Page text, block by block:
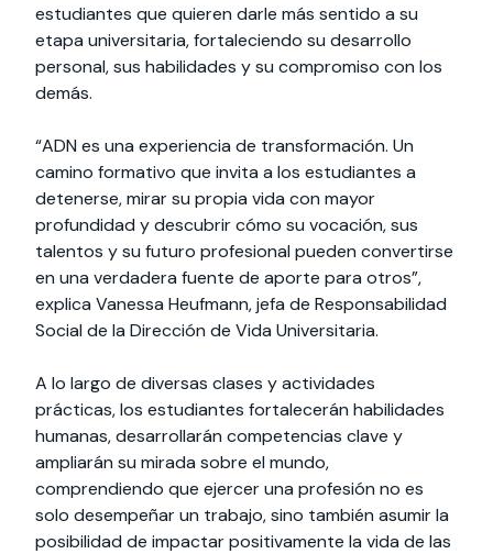
estudiantes que quieren darle más sentido a su
etapa universitaria, fortaleciendo su desarrollo
personal, sus habilidades y su compromiso con los
demás.
“ADN es una experiencia de transformación. Un
camino formativo que invita a los estudiantes a
detenerse, mirar su propia vida con mayor
profundidad y descubrir cómo su vocación, sus
talentos y su futuro profesional pueden convertirse
en una verdadera fuente de aporte para otros”,
explica Vanessa Heufmann, jefa de Responsabilidad
Social de la Dirección de Vida Universitaria.
A lo largo de diversas clases y actividades
prácticas, los estudiantes fortalecerán habilidades
humanas, desarrollarán competencias clave y
ampliarán su mirada sobre el mundo,
comprendiendo que ejercer una profesión no es
solo desempeñar un trabajo, sino también asumir la
posibilidad de impactar positivamente la vida de las